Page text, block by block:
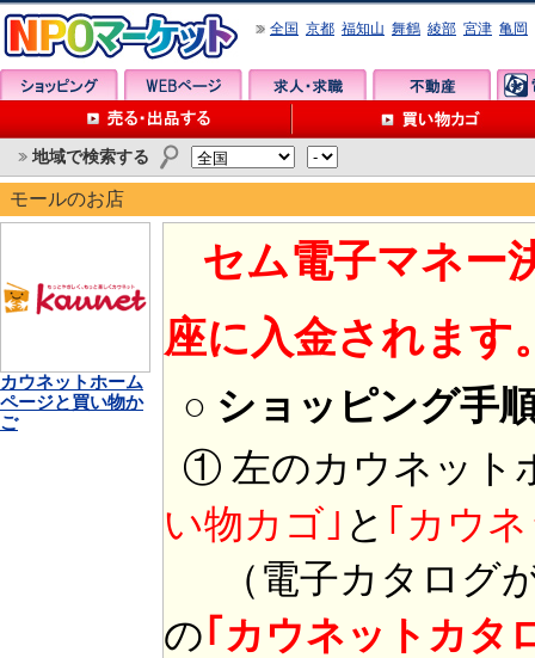
全国 京都 福知山 舞鶴 綾部 宮津 亀岡
地域で検索する
モールのお店
カウネットホーム
ページと買い物か
ご
セム電子マネー
座に入金されます
○ ショッピング手
① 左のカウネット
い物カゴ｣ と ｢カウ
（電子カタログ
の｢カウネットカタ